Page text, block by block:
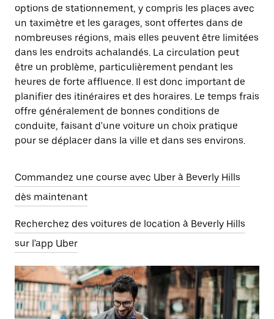
options de stationnement, y compris les places avec
un taximètre et les garages, sont offertes dans de
nombreuses régions, mais elles peuvent être limitées
dans les endroits achalandés. La circulation peut
être un problème, particulièrement pendant les
heures de forte affluence. Il est donc important de
planifier des itinéraires et des horaires. Le temps frais
offre généralement de bonnes conditions de
conduite, faisant d'une voiture un choix pratique
pour se déplacer dans la ville et dans ses environs.
Commandez une course avec Uber à Beverly Hills
dès maintenant
Recherchez des voitures de location à Beverly Hills
sur l'app Uber